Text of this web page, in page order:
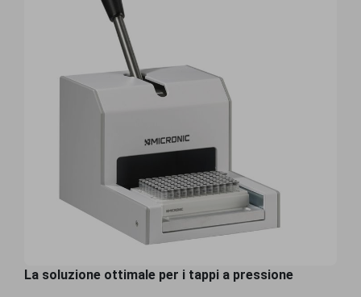
La soluzione ottimale per i tappi a pressione